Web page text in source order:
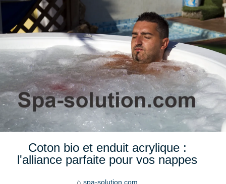
Coton bio et enduit acrylique :
l'alliance parfaite pour vos nappes
spa-solution.com